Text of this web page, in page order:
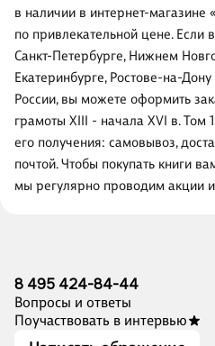
в наличии в интернет-магазине
по привлекательной цене. Если
Санкт-Петербурге, Нижнем
Екатеринбурге, Ростове-на-
России, вы можете оформить
грамоты XIII - начала XVI в. Том
его получения: самовывоз,
почтой. Чтобы покупать книги
мы регулярно проводим акции
8 495 424-84-44
Вопросы и ответы
Поучаствовать в интервью